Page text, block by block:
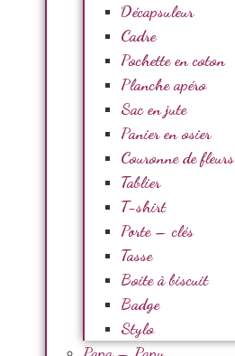
Décapsuleur
Cadre
Pochette en coton
Planche apéro
Sac en jute
Panier en osier
Couronne de fleurs
Tablier
T-shirt
Porte – clés
Tasse
Boite à biscuit
Badge
Stylo